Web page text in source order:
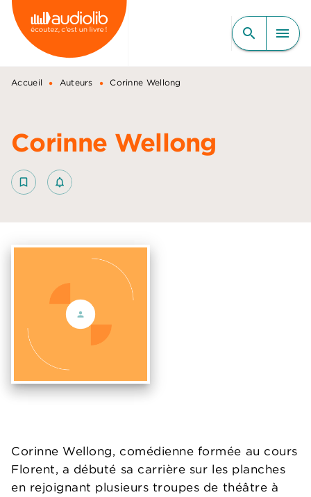
MENU RECHERCHE
CONTENU
PIED DE PAGE
search menu
Accueil • Auteurs • Corinne Wellong
Corinne Wellong
bookmark_border notifications_none_outlined
Corinne Wellong, comédienne formée au cours
Florent, a débuté sa carrière sur les planches
en rejoignant plusieurs troupes de théâtre à